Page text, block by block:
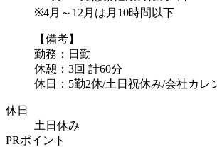
※4月～12月は月10時間以下
【備考】
勤務：日勤
休憩：3回 計60分
休日：5勤2休/土日祝休み/会社カレ
休日
土日休み
PRポイント